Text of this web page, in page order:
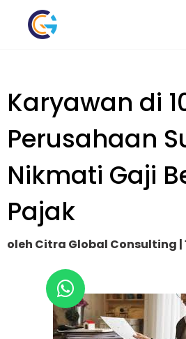
Karyawan di
Perusahaan
Nikmati Gaji
Pajak
oleh Citra Global Consulting |